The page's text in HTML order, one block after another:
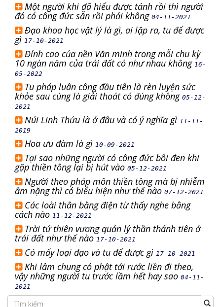
Một người khi đã hiểu được tánh rồi thì người
đó có công đức sẵn rồi phải không 04-11-2021
Đạo khoa học vật lý là gì, ai lập ra, tu để được
gì 17-10-2021
Đỉnh cao của nền Văn minh trong mỗi chu kỳ
10 ngàn năm của trái đất có như nhau không 16-
05-2022
Tu pháp luân công đầu tiên là rèn luyện sức
khỏe sau cùng là giải thoát có đúng không 05-12-
2021
Núi Linh Thứu là ở đâu và có ý nghĩa gì 11-11-
2019
Hoa ưu đàm là gì 10-09-2021
Tại sao những người có công đức bôi đen khi
gặp thiền tông lại bị hút vào 05-12-2021
Người theo pháp môn thiền tông mà bị nhiễm
âm nặng thì có biểu hiện như thế nào 07-12-2021
Các loài thân bằng điện từ thấy nghe bằng
cách nào 11-12-2021
Trời tứ thiên vương quản lý thần thánh tiên ở
trái đất như thế nào17-10-2021
Có mấy loại đạo và tu để được gì 17-10-2021
Khi lâm chung có phật tới rước liền đi theo,
vậy những người tu trước lầm hết hay sao 04-11-
2021